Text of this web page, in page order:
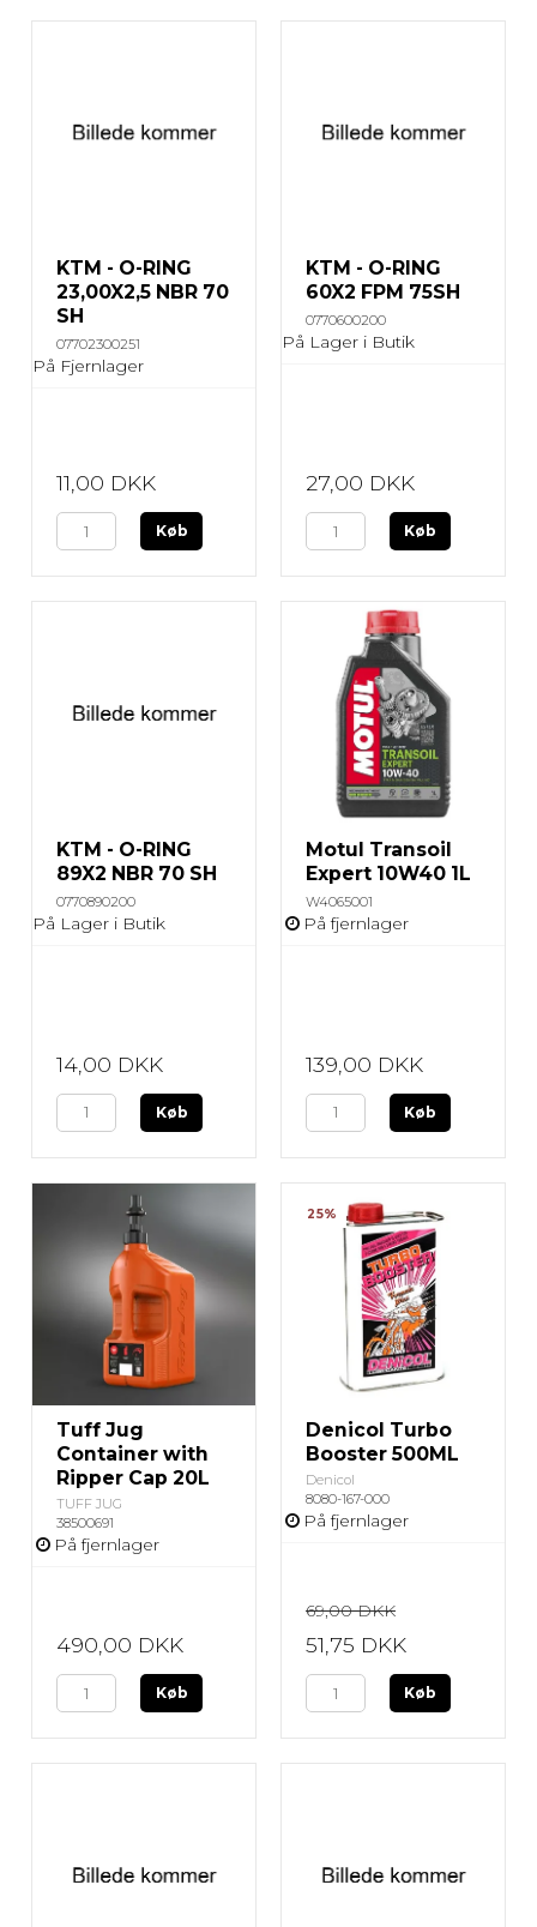
KTM - O-RING
23,00X2,5 NBR 70
SH
07702300251
På Fjernlager
11,00 DKK
Køb
KTM - O-RING
60X2 FPM 75SH
0770600200
På Lager i Butik
27,00 DKK
Køb
KTM - O-RING
89X2 NBR 70 SH
0770890200
På Lager i Butik
14,00 DKK
Køb
Motul Transoil
Expert 10W40 1L
W4065001
På fjernlager
139,00 DKK
Køb
Tuff Jug
Container with
Ripper Cap 20L
TUFF JUG
38500691
På fjernlager
490,00 DKK
Køb
25%
Denicol Turbo
Booster 500ML
Denicol
8080-167-000
På fjernlager
69,00 DKK
51,75 DKK
Køb